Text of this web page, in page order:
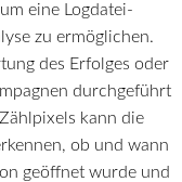
eine Logdatei-
zu ermöglichen.
des Erfolges oder
durchgeführt
kann die
ob und wann
geöffnet wurde und